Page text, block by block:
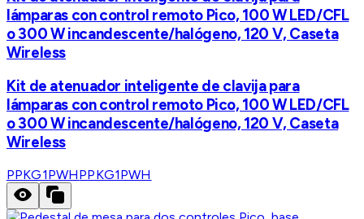
lámparas con control remoto Pico, 100 W LED/CFL
o 300 W incandescente/halógeno, 120 V, Caseta
Wireless
Kit de atenuador inteligente de clavija para
lámparas con control remoto Pico, 100 W LED/CFL
o 300 W incandescente/halógeno, 120 V, Caseta
Wireless
PPKG1PWHPPKG1PWH